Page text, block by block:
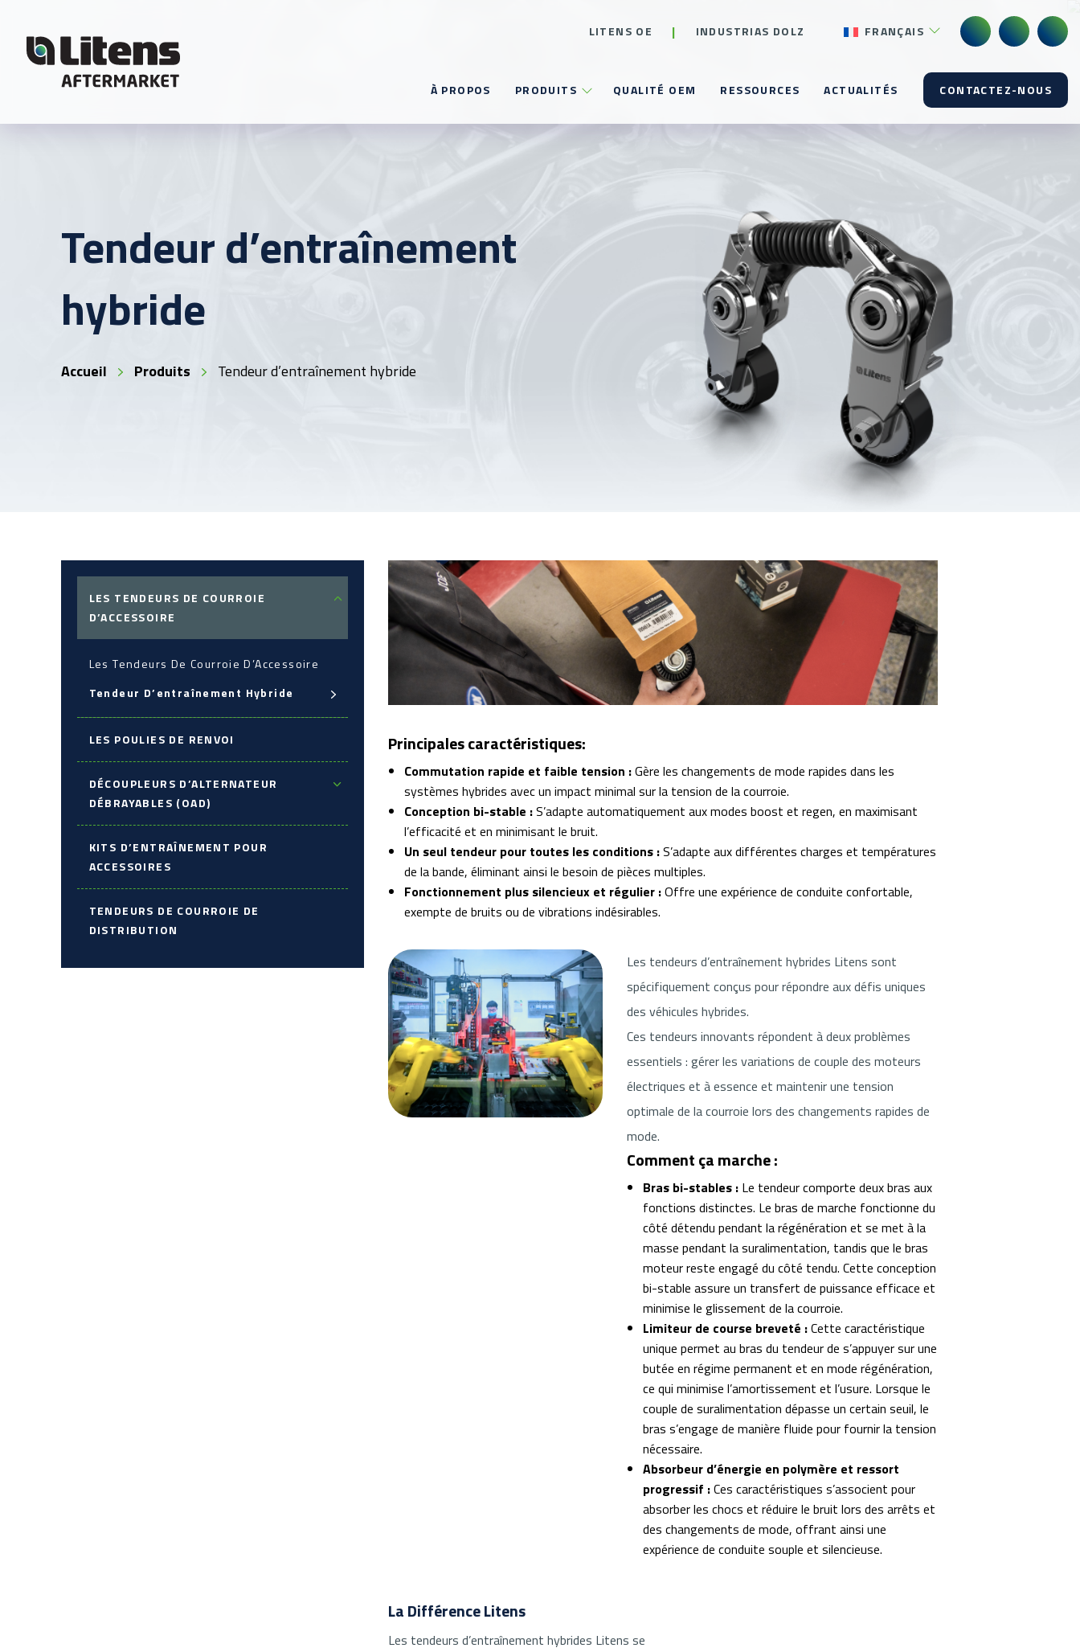
LITENS OE INDUSTRIAS DOLZ FRANÇAIS
À PROPOS PRODUITS QUALITÉ OEM RESSOURCES ACTUALITÉS CONTACTEZ-NOUS
Tendeur d’entraînement
hybride
Accueil Produits Tendeur d’entraînement hybride
Principales caractéristiques:
Commutation rapide et faible tension :Gère les changements de mode rapides dans les
systèmes hybrides avec un impact minimal sur la tension de la courroie.
Conception bi-stable :S’adapte automatiquement aux modes boost et regen, en maximisant
l’efficacité et en minimisant le bruit.
Un seul tendeur pour toutes les conditions :S’adapte aux différentes charges et températures
de la bande, éliminant ainsi le besoin de pièces multiples.
Fonctionnement plus silencieux et régulier :Offre une expérience de conduite confortable,
exempte de bruits ou de vibrations indésirables.
Les tendeurs d’entraînement hybrides Litens sont
spécifiquement conçus pour répondre aux défis uniques
des véhicules hybrides.
Ces tendeurs innovants répondent à deux problèmes
essentiels : gérer les variations de couple des moteurs
électriques et à essence et maintenir une tension
optimale de la courroie lors des changements rapides de
mode.
Comment ça marche :
Bras bi-stables : Le tendeur comporte deux bras aux
fonctions distinctes. Le bras de marche fonctionne du
côté détendu pendant la régénération et se met à la
masse pendant la suralimentation, tandis que le bras
moteur reste engagé du côté tendu. Cette conception
bi-stable assure un transfert de puissance efficace et
minimise le glissement de la courroie.
Limiteur de course breveté :Cette caractéristique
unique permet au bras du tendeur de s’appuyer sur une
butée en régime permanent et en mode régénération,
ce qui minimise l’amortissement et l’usure. Lorsque le
couple de suralimentation dépasse un certain seuil, le
bras s’engage de manière fluide pour fournir la tension
nécessaire.
Absorbeur d’énergie en polymère et ressort
progressif :Ces caractéristiques s’associent pour
absorber les chocs et réduire le bruit lors des arrêts et
des changements de mode, offrant ainsi une
expérience de conduite souple et silencieuse.
La Différence Litens
Les tendeurs d’entraînement hybrides Litens se
LES TENDEURS DE COURROIE
D’ACCESSOIRE
Les Tendeurs De Courroie D’Accessoire
Tendeur D’entraînement Hybride
LES POULIES DE RENVOI
DÉCOUPLEURS D’ALTERNATEUR
DÉBRAYABLES (OAD)
KITS D’ENTRAÎNEMENT POUR
ACCESSOIRES
TENDEURS DE COURROIE DE
DISTRIBUTION